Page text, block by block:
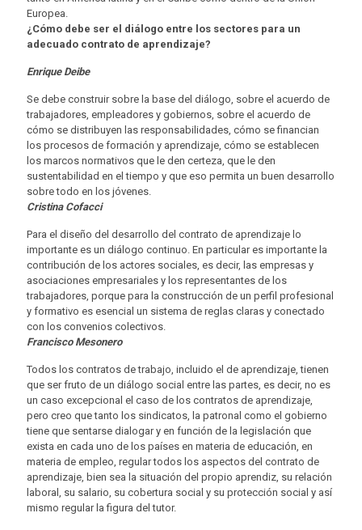
Europea.
¿Cómo debe ser el diálogo entre los sectores para un
adecuado contrato de aprendizaje?
Enrique Deibe
Se debe construir sobre la base del diálogo, sobre el acuerdo de
trabajadores, empleadores y gobiernos, sobre el acuerdo de
cómo se distribuyen las responsabilidades, cómo se financian
los procesos de formación y aprendizaje, cómo se establecen
los marcos normativos que le den certeza, que le den
sustentabilidad en el tiempo y que eso permita un buen desarrollo
sobre todo en los jóvenes.
Cristina Cofacci
Para el diseño del desarrollo del contrato de aprendizaje lo
importante es un diálogo continuo. En particular es importante la
contribución de los actores sociales, es decir, las empresas y
asociaciones empresariales y los representantes de los
trabajadores, porque para la construcción de un perfil profesional
y formativo es esencial un sistema de reglas claras y conectado
con los convenios colectivos.
Francisco Mesonero
Todos los contratos de trabajo, incluido el de aprendizaje, tienen
que ser fruto de un diálogo social entre las partes, es decir, no es
un caso excepcional el caso de los contratos de aprendizaje,
pero creo que tanto los sindicatos, la patronal como el gobierno
tiene que sentarse dialogar y en función de la legislación que
exista en cada uno de los países en materia de educación, en
materia de empleo, regular todos los aspectos del contrato de
aprendizaje, bien sea la situación del propio aprendiz, su relación
laboral, su salario, su cobertura social y su protección social y así
mismo regular la figura del tutor.